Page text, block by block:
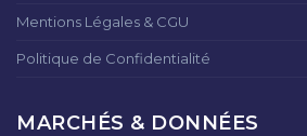
Mentions Légales & CGU
Politique de Confidentialité
MARCHÉS & DONNÉES